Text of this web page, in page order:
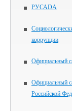
РУСАDА
коррупции
Официальный
Официальный
Российской